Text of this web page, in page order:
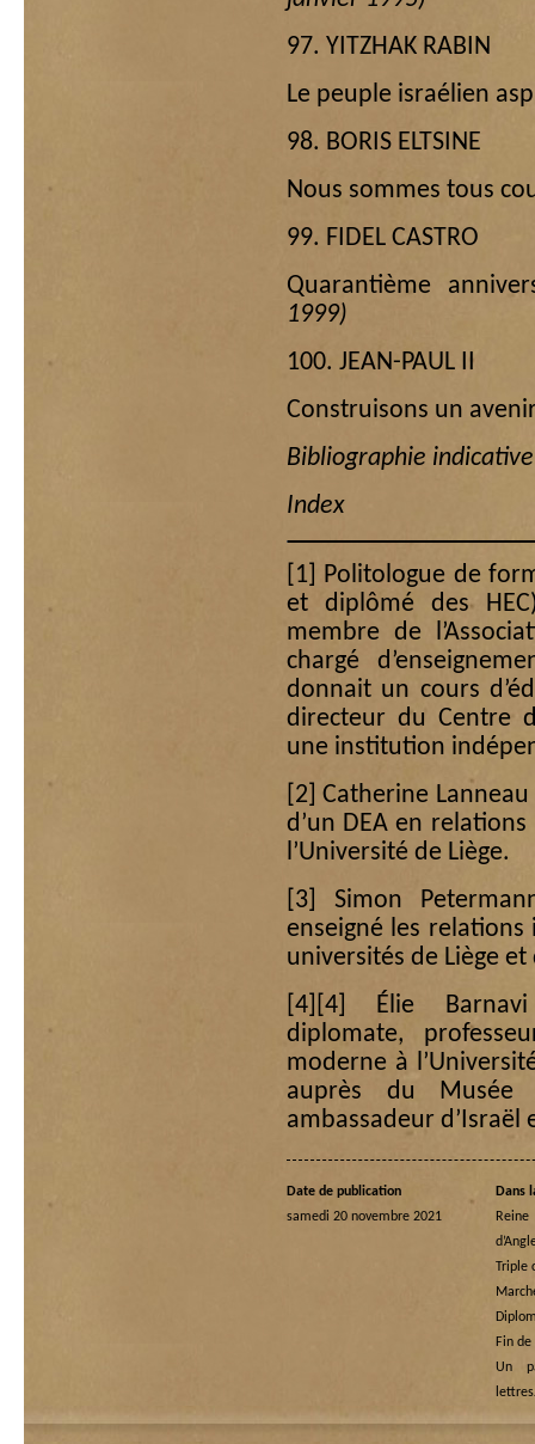
97. YITZHAK RABIN
Le peuple israélien
98. BORIS ELTSINE
Nous sommes tous
99. FIDEL CASTRO
Quarantième
1999)
100. JEAN-PAUL II
Construisons un
Bibliographie indicative
Index
[1]
Politologue de
et diplômé des
membre de
chargé
donnait un cours
directeur du Centre
une institution
[2] Catherine
d’un DEA en
l’Université de Liège.
[3]
Simon
enseigné les
universités de Liège et
[4]
[4] Élie Barnavi
diplomate,
moderne à
auprès du Musée
ambassadeur d’Israël
Date de publication
samedi 20 novembre 2021
Dans
Triple
Fin
Un